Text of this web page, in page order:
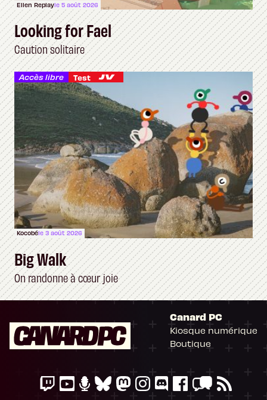
Ellen Replayle 5 août 2026
Looking for Fael
Caution solitaire
Accès libre Test
Kocobéle 3 août 2026
Big Walk
On randonne à cœur joie
Canard PC
Kiosque numérique
Boutique